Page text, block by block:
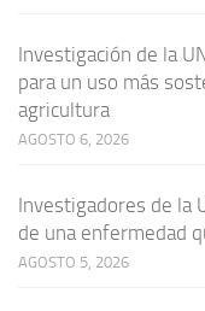
Investigación de la
para un uso más
agricultura
AGOSTO 6, 2026
Investigadores de la
de una enfermedad
AGOSTO 5, 2026